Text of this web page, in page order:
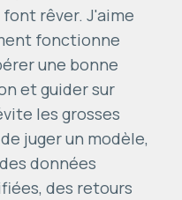
rêver. J'aime
fonctionne
une bonne
et guider sur
les grosses
juger un modèle,
données
des retours